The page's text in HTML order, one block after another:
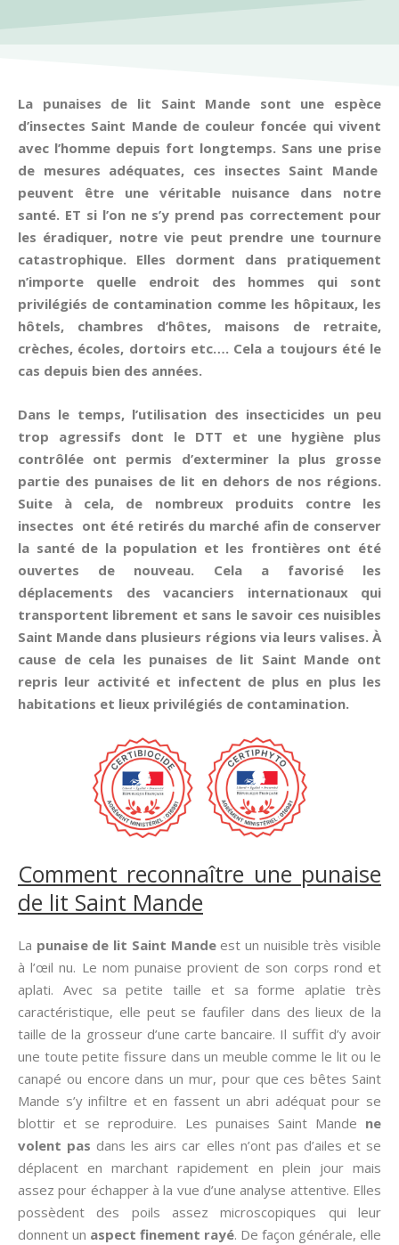
La punaises de lit Saint Mande sont une espèce
d’insectes Saint Mande de couleur foncée qui vivent
avec l’homme depuis fort longtemps. Sans une prise
de mesures adéquates, ces insectes Saint Mande
peuvent être une véritable nuisance dans notre
santé. ET si l’on ne s’y prend pas correctement pour
les éradiquer, notre vie peut prendre une tournure
catastrophique. Elles dorment dans pratiquement
n’importe quelle endroit des hommes qui sont
privilégiés de contamination comme les hôpitaux, les
hôtels, chambres d’hôtes, maisons de retraite,
crèches, écoles, dortoirs etc…. Cela a toujours été le
cas depuis bien des années.
Dans le temps, l’utilisation des insecticides un peu
trop agressifs dont le DTT et une hygiène plus
contrôlée ont permis d’exterminer la plus grosse
partie des punaises de lit en dehors de nos régions.
Suite à cela, de nombreux produits contre les
insectes ont été retirés du marché afin de conserver
la santé de la population et les frontières ont été
ouvertes de nouveau. Cela a favorisé les
déplacements des vacanciers internationaux qui
transportent librement et sans le savoir ces nuisibles
Saint Mande dans plusieurs régions via leurs valises. À
cause de cela les punaises de lit Saint Mande ont
repris leur activité et infectent de plus en plus les
habitations et lieux privilégiés de contamination.
Comment reconnaître une punaise
de lit Saint Mande
La punaise de lit Saint Mandeest un nuisible très visible
à l’œil nu. Le nom punaise provient de son corps rond et
aplati. Avec sa petite taille et sa forme aplatie très
caractéristique, elle peut se faufiler dans des lieux de la
taille de la grosseur d’une carte bancaire. Il suffit d’y avoir
une toute petite fissure dans un meuble comme le lit ou le
canapé ou encore dans un mur, pour que ces bêtes Saint
Mande s’y infiltre et en fassent un abri adéquat pour se
blottir et se reproduire. Les punaises Saint Mande ne
volent pas dans les airs car elles n’ont pas d’ailes et se
déplacent en marchant rapidement en plein jour mais
assez pour échapper à la vue d’une analyse attentive. Elles
possèdent des poils assez microscopiques qui leur
donnent un aspect finement rayé. De façon générale, elle